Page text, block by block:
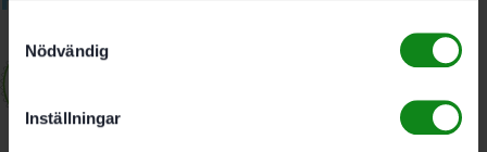
Nödvändig
Inställningar